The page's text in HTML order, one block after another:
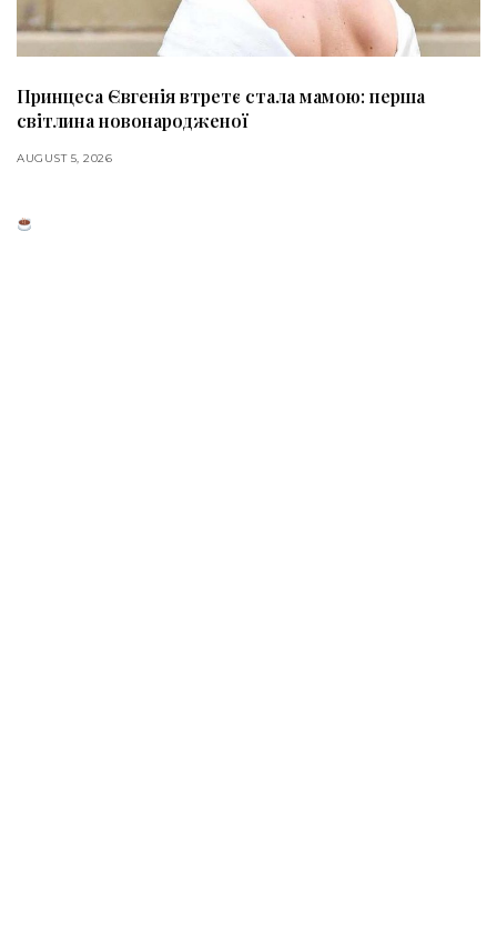
Принцеса Євгенія втретє стала мамою: перша
світлина новонародженої
AUGUST 5, 2026